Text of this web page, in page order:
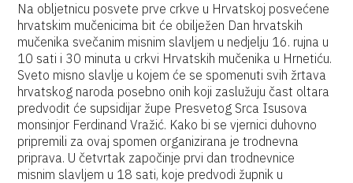
Na obljetnicu posvete prve crkve u Hrvatskoj posvećene
hrvatskim mučenicima bit će obilježen Dan hrvatskih
mučenika svečanim misnim slavljem u nedjelju 16. rujna u
10 sati i 30 minuta u crkvi Hrvatskih mučenika u Hrnetiću.
Sveto misno slavlje u kojem će se spomenuti svih žrtava
hrvatskog naroda posebno onih koji zaslužuju čast oltara
predvodit će supsidijar župe Presvetog Srca Isusova
monsinjor Ferdinand Vražić. Kako bi se vjernici duhovno
pripremili za ovaj spomen organizirana je trodnevna
priprava. U četvrtak započinje prvi dan trodnevnice
misnim slavljem u 18 sati, koje predvodi župnik u